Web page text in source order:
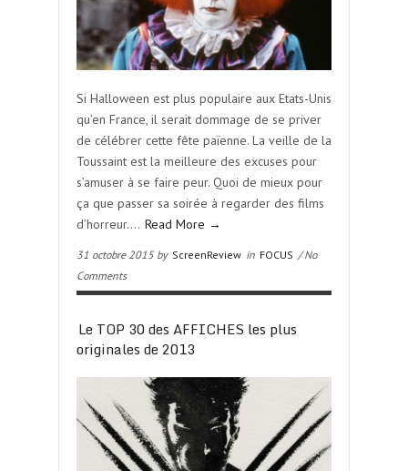
Si Halloween est plus populaire aux Etats-Unis
qu’en France, il serait dommage de se priver
de célébrer cette fête païenne. La veille de la
Toussaint est la meilleure des excuses pour
s’amuser à se faire peur. Quoi de mieux pour
ça que passer sa soirée à regarder des films
d’horreur…. Read More →
31 octobre 2015 by ScreenReview in FOCUS / No
Comments
Le TOP 30 des AFFICHES les plus
originales de 2013